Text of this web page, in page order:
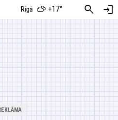
Rīgā +17° search login